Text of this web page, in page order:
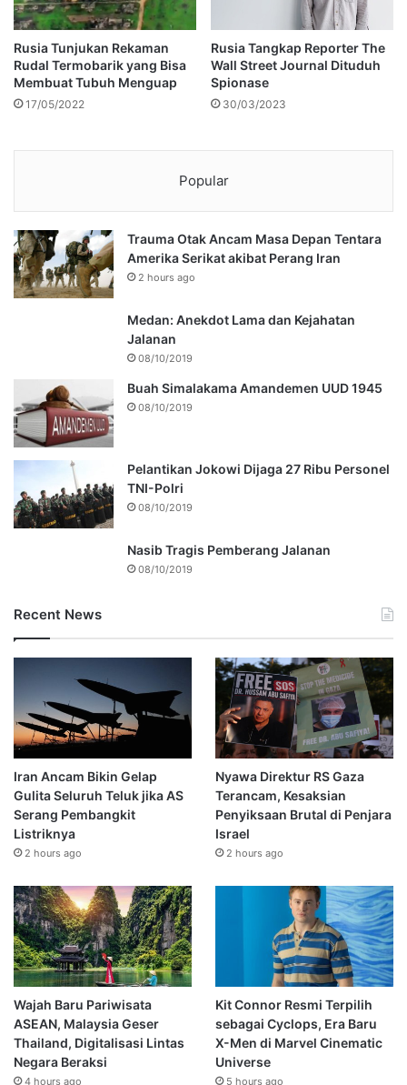
Rusia Tunjukan Rekaman
Rudal Termobarik yang Bisa
Membuat Tubuh Menguap
17/05/2022
Rusia Tangkap Reporter The
Wall Street Journal Dituduh
Spionase
30/03/2023
Popular
Trauma Otak Ancam Masa Depan Tentara
Amerika Serikat akibat Perang Iran
2 hours ago
Medan: Anekdot Lama dan Kejahatan
Jalanan
08/10/2019
Buah Simalakama Amandemen UUD 1945
08/10/2019
Pelantikan Jokowi Dijaga 27 Ribu Personel
TNI-Polri
08/10/2019
Nasib Tragis Pemberang Jalanan
08/10/2019
Recent News
Iran Ancam Bikin Gelap
Gulita Seluruh Teluk jika AS
Serang Pembangkit
Listriknya
2 hours ago
Nyawa Direktur RS Gaza
Terancam, Kesaksian
Penyiksaan Brutal di Penjara
Israel
2 hours ago
Wajah Baru Pariwisata
ASEAN, Malaysia Geser
Thailand, Digitalisasi Lintas
Negara Beraksi
4 hours ago
Kit Connor Resmi Terpilih
sebagai Cyclops, Era Baru
X-Men di Marvel Cinematic
Universe
5 hours ago